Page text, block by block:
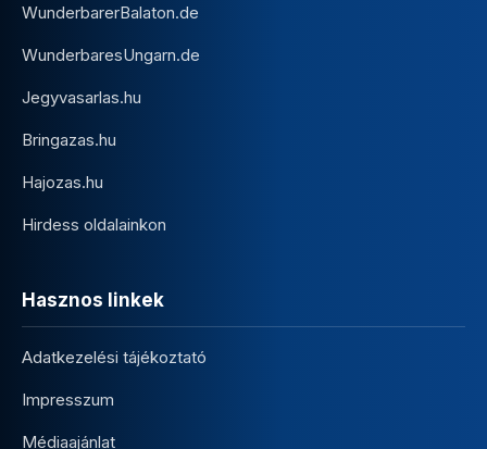
WunderbarerBalaton.de
WunderbaresUngarn.de
Jegyvasarlas.hu
Bringazas.hu
Hajozas.hu
Hirdess oldalainkon
Hasznos linkek
Adatkezelési tájékoztató
Impresszum
Médiaajánlat